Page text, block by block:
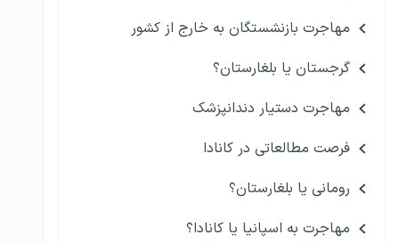
مهاجرت بازنشستگان به خارج از کشور
گرجستان یا بلغارستان؟
مهاجرت دستیار دندانپزشک
فرصت مطالعاتی در کانادا
رومانی یا بلغارستان؟
مهاجرت به اسپانیا یا کانادا؟